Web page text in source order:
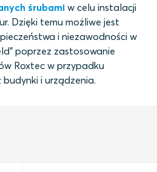
śrubami w celu instalacji
Dzięki temu możliwe jest
i niezawodności w
poprzez zastosowanie
Roxtec w przypadku
i urządzenia.